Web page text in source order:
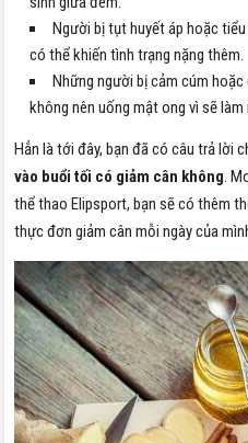
Người bị tụt huyết áp hoặc
có thể khiến tình trạng nặng thêm.
Những người bị cảm cúm
không nên uống mật ong vì sẽ
Hẳn là tới đây, bạn đã có câu trả lời
vào buổi tối có giảm cân không.
thể thao Elipsport, bạn sẽ có thêm
thực đơn giảm cân mỗi ngày của